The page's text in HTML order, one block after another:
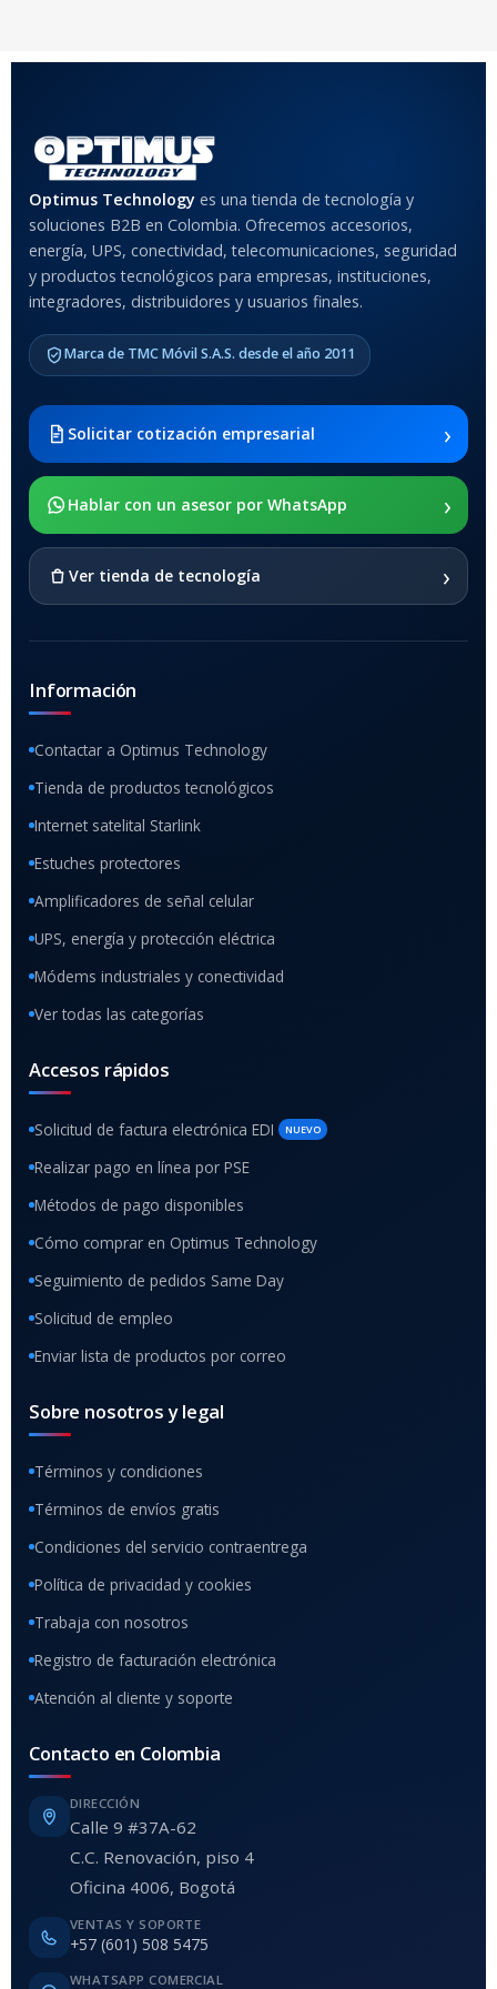
Optimus Technology es una tienda de tecnología y
soluciones B2B en Colombia. Ofrecemos accesorios,
energía, UPS, conectividad, telecomunicaciones, seguridad
y productos tecnológicos para empresas, instituciones,
integradores, distribuidores y usuarios finales.
Marca de TMC Móvil S.A.S. desde el año 2011
Solicitar cotización empresarial ›
Hablar con un asesor por WhatsApp ›
Ver tienda de tecnología ›
Información
Contactar a Optimus Technology
Tienda de productos tecnológicos
Internet satelital Starlink
Estuches protectores
Amplificadores de señal celular
UPS, energía y protección eléctrica
Módems industriales y conectividad
Ver todas las categorías
Accesos rápidos
Solicitud de factura electrónica EDI NUEVO
Realizar pago en línea por PSE
Métodos de pago disponibles
Cómo comprar en Optimus Technology
Seguimiento de pedidos Same Day
Solicitud de empleo
Enviar lista de productos por correo
Sobre nosotros y legal
Términos y condiciones
Términos de envíos gratis
Condiciones del servicio contraentrega
Política de privacidad y cookies
Trabaja con nosotros
Registro de facturación electrónica
Atención al cliente y soporte
Contacto en Colombia
DIRECCIÓN
Calle 9 #37A-62
C.C. Renovación, piso 4
Oficina 4006, Bogotá
VENTAS Y SOPORTE
+57 (601) 508 5475
WHATSAPP COMERCIAL